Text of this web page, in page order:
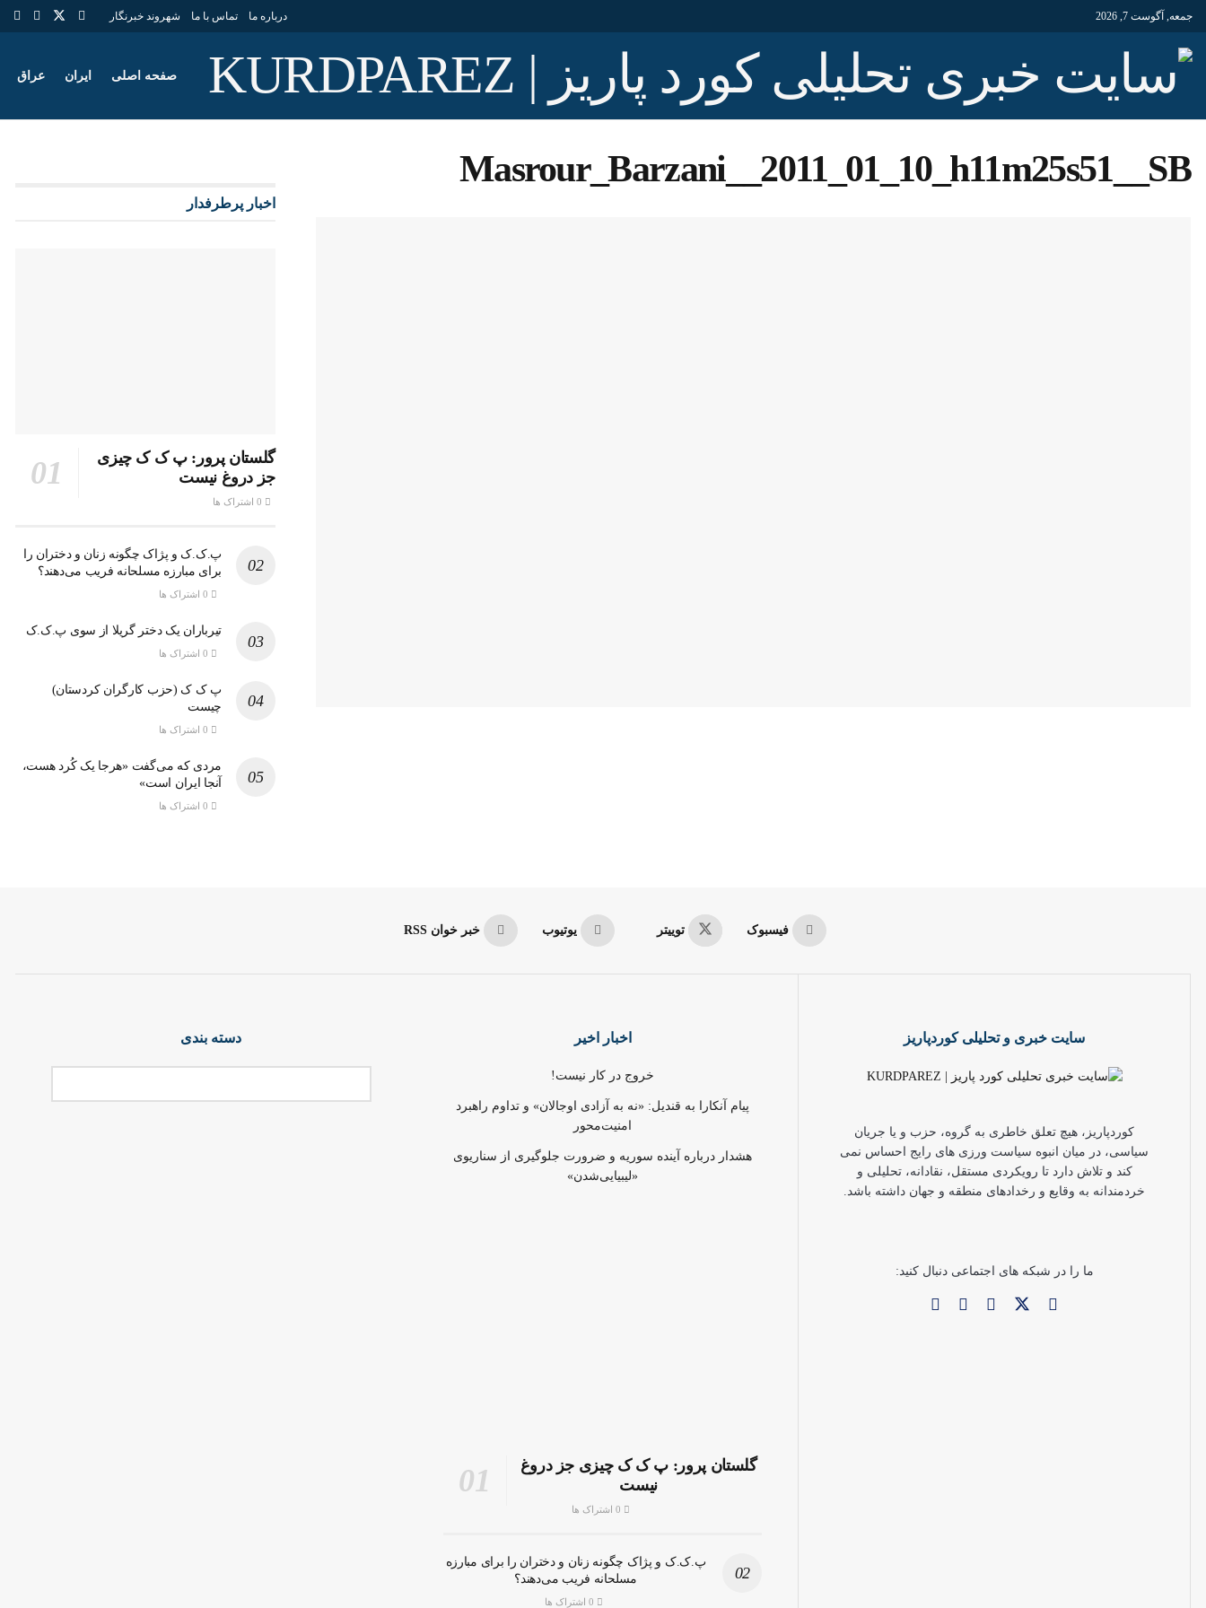
جمعه, آگوست 7, 2026 درباره ما تماس با ما شهروند خبرنگار
صفحه اصلی ایران عراق
Masrour_Barzani__2011_01_10_h11m25s51__SB
اخبار پرطرفدار
گلستان پرور: پ ک ک چیزی
جز دروغ نیست
پ.ک.ک و پژاک چگونه زنان و دختران را
برای مبارزه مسلحانه فریب می‌دهند؟
تیرباران یک دختر گریلا از سوی پ.ک.ک
پ ک ک (حزب کارگران کردستان)
چیست
مردی که می‌گفت «هرجا یک کُرد هست،
آنجا ایران است»
فیسبوک توییتر یوتیوب خبر خوان RSS
سایت خبری و تحلیلی کوردپاریز
کوردپاریز، هیچ تعلق خاطری به گروه، حزب و یا جریان
سیاسی، در میان انبوه سیاست ورزی های رایج احساس نمی
کند و تلاش دارد تا رویکردی مستقل، نقادانه، تحلیلی و
خردمندانه به وقایع و رخدادهای منطقه و جهان داشته باشد.
ما را در شبکه های اجتماعی دنبال کنید:
اخبار اخیر
خروج در کار نیست!
پیام آنکارا به قندیل: «نه به آزادی اوجالان» و تداوم راهبرد
امنیت‌محور
هشدار درباره آینده سوریه و ضرورت جلوگیری از سناریوی
«لیبیایی‌شدن»
گلستان پرور: پ ک ک چیزی جز دروغ
نیست
پ.ک.ک و پژاک چگونه زنان و دختران را برای مبارزه
مسلحانه فریب می‌دهند؟
دسته بندی